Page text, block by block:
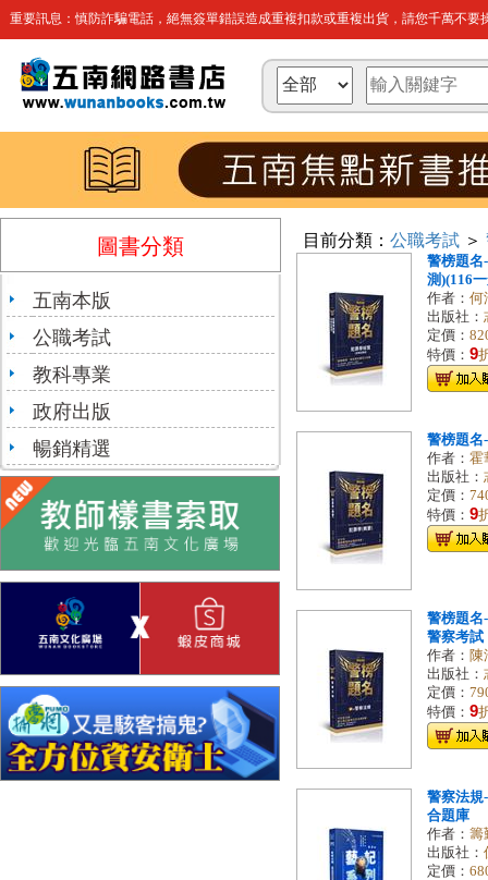
重要訊息：慎防詐騙電話，絕無簽單錯誤造成重複扣款或重複出貨，請您千萬不要
圖書分類
五南本版
公職考試
教科專業
政府出版
暢銷精選
目前分類： 公職考試 ＞
警榜題名
測)(116
作者： 何
出版社：
定價：
特價： 9
警榜題名
作者： 霍
出版社：
定價：
特價： 9
警榜題名
警察考試
作者： 陳
出版社：
定價：
特價： 9
警察法規
合題庫
作者： 籌
出版社：
定價：